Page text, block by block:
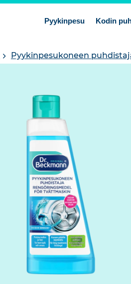
Pyykinpesu Kodin
Pyykinpesukoneen